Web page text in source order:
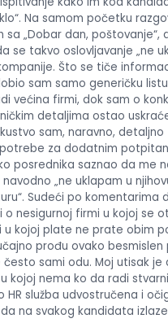
Na samom početku
sa „Dobar dan, poštovanje“,
se takvo oslovljavanje „ne
Što se tiče
sam samo generičku listu
većina firmi, dok sam o
detaljima ostao
sam, naravno, detaljno
za dodatnim
posrednika saznao da me
„ne uklapam u
Sudeći po komentarima
o nesigurnoj firmi u kojoj se
u kojoj plate ne prate obim
prođu ovako besmislen
često sami odu. Moj utisak je
kojoj nema ko da radi stvarni
HR služba udvostručena i
na svakog kandidata izlaze